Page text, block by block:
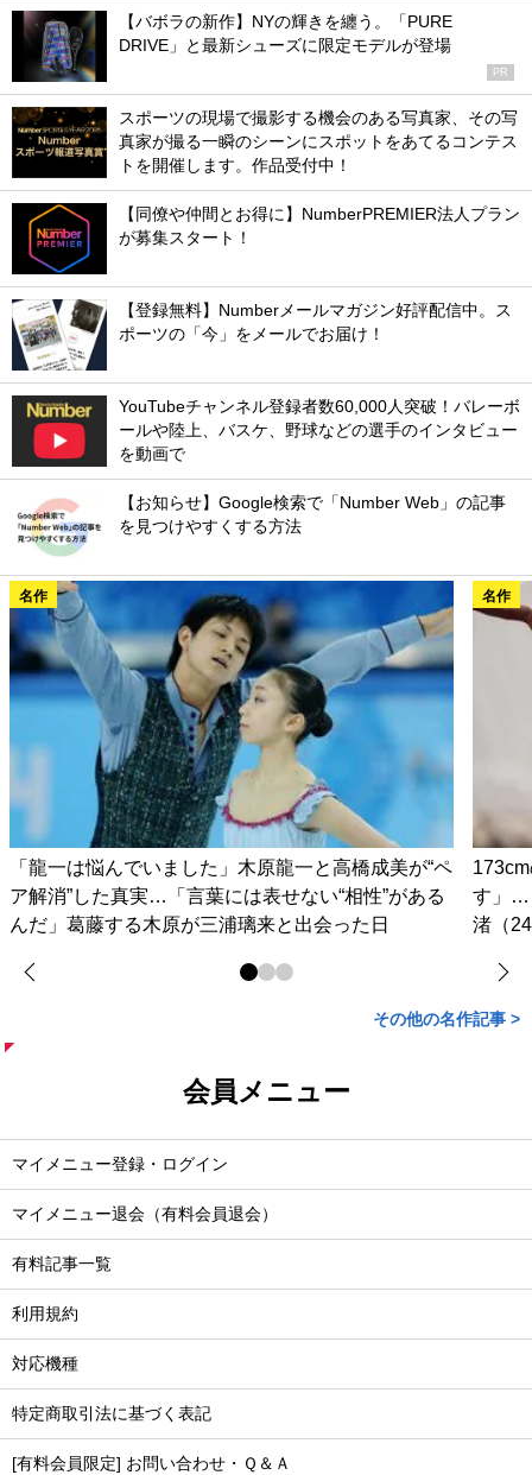
【バボラの新作】NYの輝きを纏う。「PURE
DRIVE」と最新シューズに限定モデルが登場
PR
スポーツの現場で撮影する機会のある写真家、その写
真家が撮る一瞬のシーンにスポットをあてるコンテス
トを開催します。作品受付中！
【同僚や仲間とお得に】NumberPREMIER法人プラン
が募集スタート！
【登録無料】Numberメールマガジン好評配信中。ス
ポーツの「今」をメールでお届け！
YouTubeチャンネル登録者数60,000人突破！バレーボ
ールや陸上、バスケ、野球などの選手のインタビュー
を動画で
【お知らせ】Google検索で「Number Web」の記事
を見つけやすくする方法
名作
「龍一は悩んでいました」木原龍一と高橋成美が“ペ
ア解消”した真実…「言葉には表せない“相性”がある
んだ」葛藤する木原が三浦璃来と出会った日
名作
す」…
渚（
その他の名作記事 >
会員メニュー
マイメニュー登録・ログイン
マイメニュー退会（有料会員退会）
有料記事一覧
利用規約
対応機種
特定商取引法に基づく表記
[有料会員限定] お問い合わせ・Ｑ＆Ａ